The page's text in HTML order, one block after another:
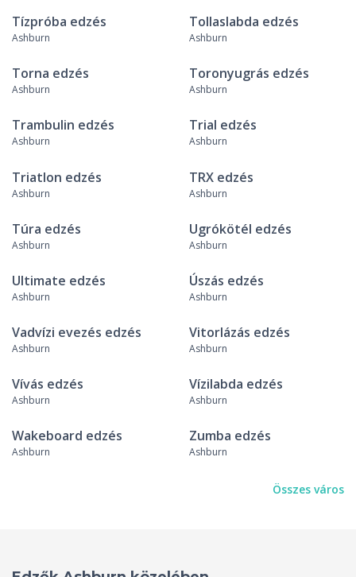
Tízpróba edzés
Ashburn
Tollaslabda edzés
Ashburn
Torna edzés
Ashburn
Toronyugrás edzés
Ashburn
Trambulin edzés
Ashburn
Trial edzés
Ashburn
Triatlon edzés
Ashburn
TRX edzés
Ashburn
Túra edzés
Ashburn
Ugrókötél edzés
Ashburn
Ultimate edzés
Ashburn
Úszás edzés
Ashburn
Vadvízi evezés edzés
Ashburn
Vitorlázás edzés
Ashburn
Vívás edzés
Ashburn
Vízilabda edzés
Ashburn
Wakeboard edzés
Ashburn
Zumba edzés
Ashburn
Összes város